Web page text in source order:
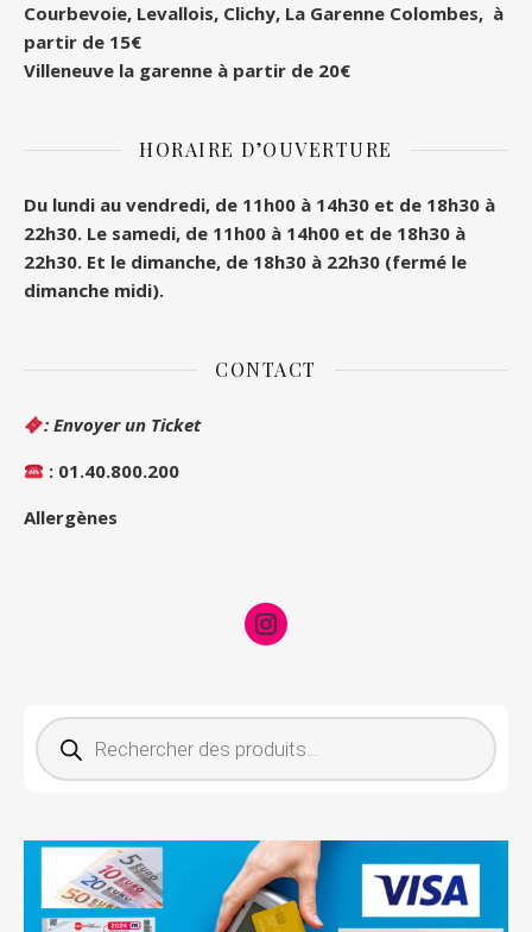
Courbevoie, Levallois, Clichy, La Garenne Colombes, à
partir de 15€
Villeneuve la garenne à partir de 20€
HORAIRE D’OUVERTURE
Du lundi au vendredi, de 11h00 à 14h30 et de 18h30 à
22h30. Le samedi, de 11h00 à 14h00 et de 18h30 à
22h30. Et le dimanche, de 18h30 à 22h30 (fermé le
dimanche midi).
CONTACT
: Envoyer un Ticket
: 01.40.800.200
Allergènes
Instagram
Recherche de produits